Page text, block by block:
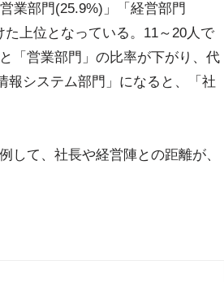
業部門(25.9%)」「経営部門
上位となっている。11～20人で
「営業部門」の比率が下がり、代
報システム部門」になると、「社
して、社長や経営陣との距離が、